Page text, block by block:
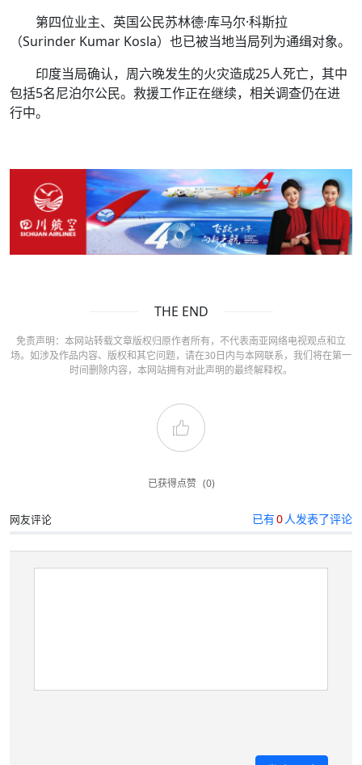
第四位业主、英国公民苏林德·库马尔·科斯拉
（Surinder Kumar Kosla）也已被当地当局列为通缉对象。
印度当局确认，周六晚发生的火灾造成25人死亡，其中
包括5名尼泊尔公民。救援工作正在继续，相关调查仍在进
行中。
THE END
免责声明：本网站转载文章版权归原作者所有，不代表南亚网络电视观点和立
场。如涉及作品内容、版权和其它问题，请在30日内与本网联系，我们将在第一
时间删除内容，本网站拥有对此声明的最终解释权。
已获得点赞 (0)
网友评论 已有0人发表了评论